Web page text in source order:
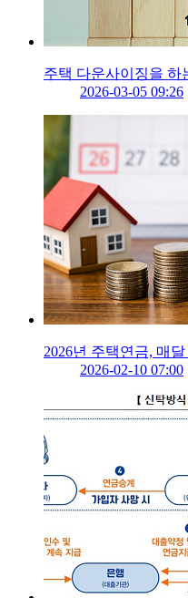
주택 다운사이징을 하
2026-03-05 09:26
2026년 주택연금, 매
2026-02-10 07:00